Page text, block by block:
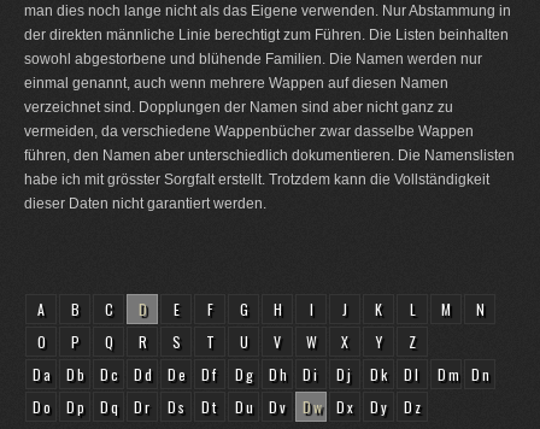
man dies noch lange nicht als das Eigene verwenden. Nur Abstammung in
der direkten männliche Linie berechtigt zum Führen. Die Listen beinhalten
sowohl abgestorbene und blühende Familien. Die Namen werden nur
einmal genannt, auch wenn mehrere Wappen auf diesen Namen
verzeichnet sind. Dopplungen der Namen sind aber nicht ganz zu
vermeiden, da verschiedene Wappenbücher zwar dasselbe Wappen
führen, den Namen aber unterschiedlich dokumentieren. Die Namenslisten
habe ich mit grösster Sorgfalt erstellt. Trotzdem kann die Vollständigkeit
dieser Daten nicht garantiert werden.
A B C D E F G H I J K L M
N
O
P Q R S T U V W X Y
Z
Da
Db Dc Dd De Df Dg Dh Di Dj Dk Dl Dm Dn
Do
Dp Dq Dr Ds Dt Du Dv Dw Dx Dy Dz